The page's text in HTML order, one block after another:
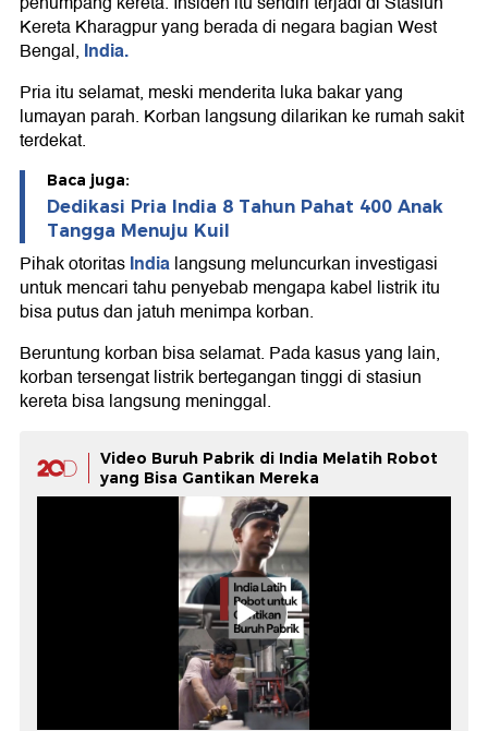
Kereta Kharagpur yang berada di negara bagian West
Bengal, India.
Pria itu selamat, meski menderita luka bakar yang
lumayan parah. Korban langsung dilarikan ke rumah sakit
terdekat.
Baca juga:
Dedikasi Pria India 8 Tahun Pahat 400 Anak
Tangga Menuju Kuil
Pihak otoritasIndialangsung meluncurkan investigasi
untuk mencari tahu penyebab mengapa kabel listrik itu
bisa putus dan jatuh menimpa korban.
Beruntung korban bisa selamat. Pada kasus yang lain,
korban tersengat listrik bertegangan tinggi di stasiun
kereta bisa langsung meninggal.
Video Buruh Pabrik di India Melatih Robot
yang Bisa Gantikan Mereka